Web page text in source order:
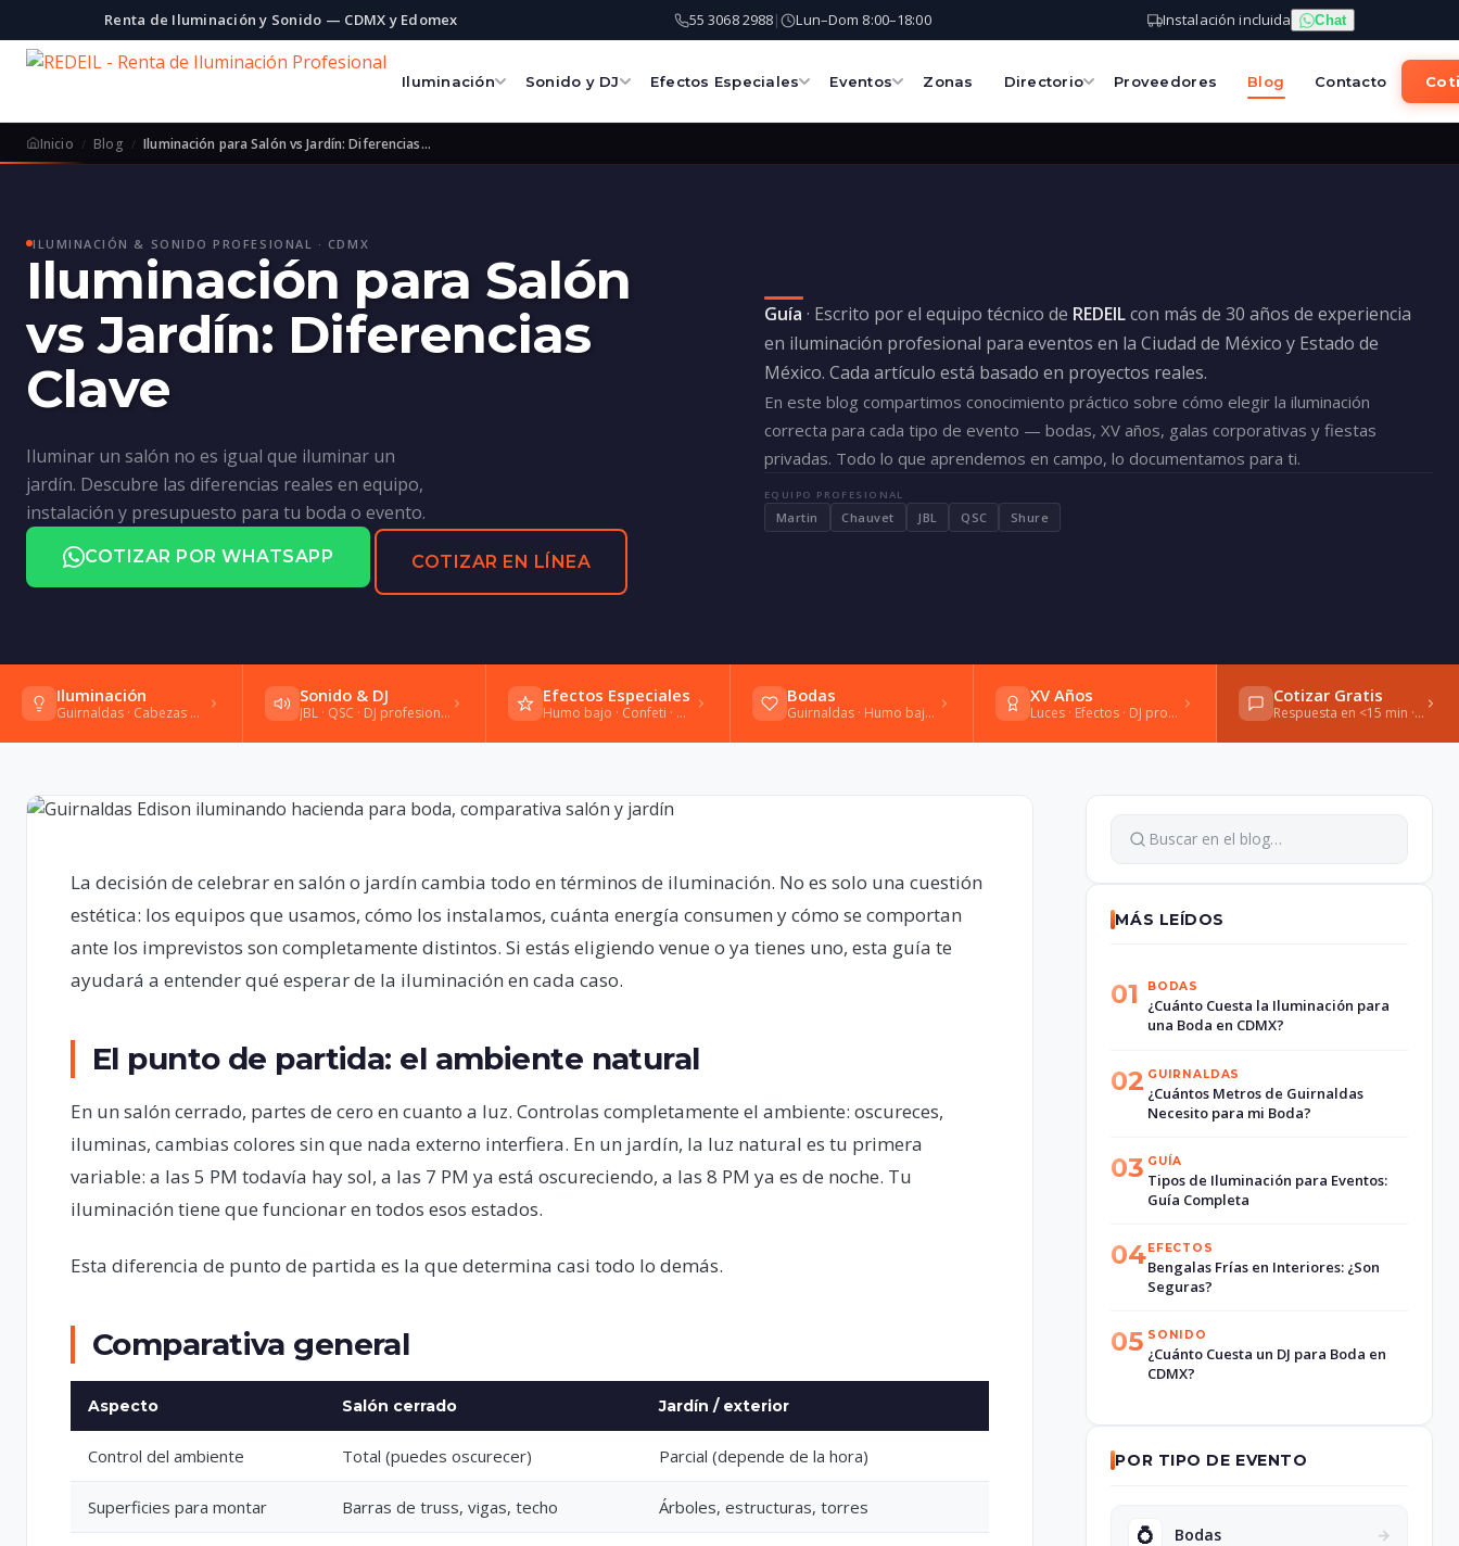
Renta de Iluminación y Sonido — CDMX y Edomex 55 3068 2988| Lun–Dom 8:00–18:00 Instalación incluida Chat
Iluminación Sonido y DJ Efectos Especiales Eventos Zonas Directorio Proveedores Blog Contacto
Inicio Blog Iluminación para Salón vs Jardín: Diferencias…
ILUMINACIÓN & SONIDO PROFESIONAL · CDMX
Iluminación para Salón
vs Jardín: Diferencias
Clave
Iluminar un salón no es igual que iluminar un
jardín. Descubre las diferencias reales en equipo,
instalación y presupuesto para tu boda o evento.
COTIZAR POR WHATSAPP COTIZAR EN LÍNEA
Guía · Escrito por el equipo técnico de REDEILcon más de 30 años de experiencia
en iluminación profesional para eventos en la Ciudad de México y Estado de
México. Cada artículo está basado en proyectos reales.
En este blog compartimos conocimiento práctico sobre cómo elegir la iluminación
correcta para cada tipo de evento — bodas, XV años, galas corporativas y fiestas
privadas. Todo lo que aprendemos en campo, lo documentamos para ti.
EQUIPO PROFESIONAL
Martin Chauvet JBL QSC Shure
Iluminación
Guirnaldas · Cabezas móviles · Gobos
Sonido & DJ
JBL · QSC · DJ profesional · Shure
Efectos Especiales
Humo bajo · Confeti · Bengalas frías
Bodas
Guirnaldas · Humo bajo · Vals
XV Años
Luces · Efectos · DJ profesional
Cotizar Gratis
Respuesta en <15 min · WhatsApp
La decisión de celebrar en salón o jardín cambia todo en términos de iluminación. No es solo una cuestión
estética: los equipos que usamos, cómo los instalamos, cuánta energía consumen y cómo se comportan
ante los imprevistos son completamente distintos. Si estás eligiendo venue o ya tienes uno, esta guía te
ayudará a entender qué esperar de la iluminación en cada caso.
El punto de partida: el ambiente natural
En un salón cerrado, partes de cero en cuanto a luz. Controlas completamente el ambiente: oscureces,
iluminas, cambias colores sin que nada externo interfiera. En un jardín, la luz natural es tu primera
variable: a las 5 PM todavía hay sol, a las 7 PM ya está oscureciendo, a las 8 PM ya es de noche. Tu
iluminación tiene que funcionar en todos esos estados.
Esta diferencia de punto de partida es la que determina casi todo lo demás.
Comparativa general
Aspecto Salón cerrado Jardín / exterior
Control del ambiente Total (puedes oscurecer) Parcial (depende de la hora)
Superficies para montar Barras de truss, vigas, techo Árboles, estructuras, torres
MÁS LEÍDOS
01 BODAS
¿Cuánto Cuesta la Iluminación para
una Boda en CDMX?
02 GUIRNALDAS
¿Cuántos Metros de Guirnaldas
Necesito para mi Boda?
03 GUÍA
Tipos de Iluminación para Eventos:
Guía Completa
04EFECTOS
Bengalas Frías en Interiores: ¿Son
Seguras?
05 SONIDO
¿Cuánto Cuesta un DJ para Boda en
CDMX?
POR TIPO DE EVENTO
💍 Bodas →